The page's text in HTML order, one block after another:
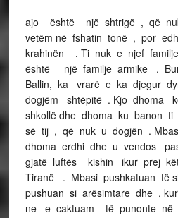
ajo është një shtrigë , që
vetëm në fshatin tonë , por
krahinën . Ti nuk e njef
është një familje armike .
Ballin, ka vrarë e ka djegur
dogjëm shtëpitë . Kjo dhoma
shkollë dhe dhoma ku banon
së tij , që nuk u dogjën .
dhoma erdhi dhe u vendos
gjatë luftës kishin ikur prej
Tiranë . Mbasi pushkatuan të
pushuan si arësimtare dhe ,
ne e caktuam të punonte në